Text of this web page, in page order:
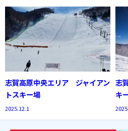
志賀高原中央エリア ジャイアン
トスキー場
2025.12.1
志
キ